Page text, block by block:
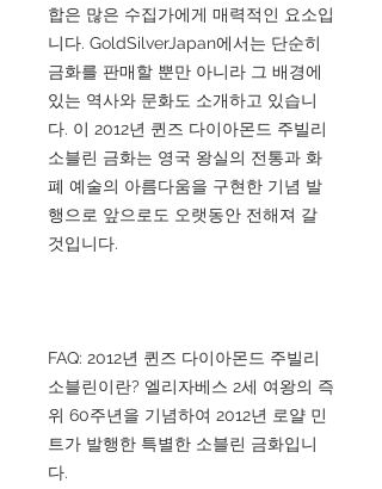
합은 많은 수집가에게 매력적인 요소입
니다. GoldSilverJapan에서는 단순히
금화를 판매할 뿐만 아니라 그 배경에
있는 역사와 문화도 소개하고 있습니
다. 이 2012년 퀸즈 다이아몬드 주빌리
소블린 금화는 영국 왕실의 전통과 화
폐 예술의 아름다움을 구현한 기념 발
행으로 앞으로도 오랫동안 전해져 갈
것입니다.
FAQ: 2012년 퀸즈 다이아몬드 주빌리
소블린이란? 엘리자베스 2세 여왕의 즉
위 60주년을 기념하여 2012년 로얄 민
트가 발행한 특별한 소블린 금화입니
다.